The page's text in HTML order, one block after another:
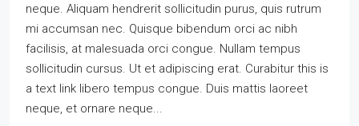
neque. Aliquam hendrerit sollicitudin purus, quis rutrum
mi accumsan nec. Quisque bibendum orci ac nibh
facilisis, at malesuada orci congue. Nullam tempus
sollicitudin cursus. Ut et adipiscing erat. Curabitur this is
a text link libero tempus congue. Duis mattis laoreet
neque, et ornare neque...